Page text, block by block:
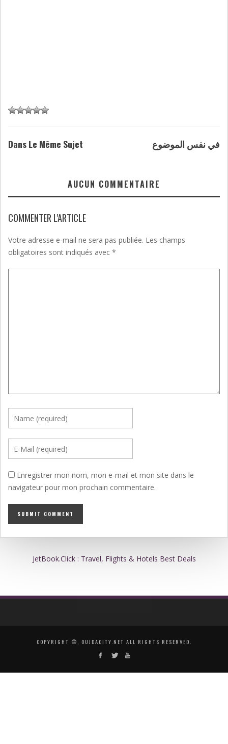
Dans Le Même Sujet في نفس الموضوع
AUCUN COMMENTAIRE
COMMENTER L'ARTICLE
Votre adresse e-mail ne sera pas publiée. Les champs
obligatoires sont indiqués avec *
Enregistrer mon nom, mon e-mail et mon site dans le
navigateur pour mon prochain commentaire.
JetBook.Click : Travel, Flights & Hotels Best Deals
COPYRIGHT ©, OUJDACITY.NET ALL RIGHTS RESERVED.